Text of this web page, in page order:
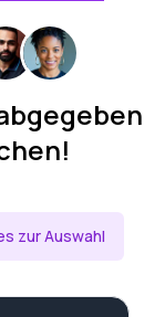
zur Auswahl